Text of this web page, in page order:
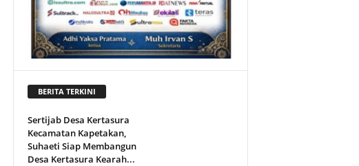
BERITA TERKINI
Sertijab Desa Kertasura
Kecamatan Kapetakan,
Suhaeti Siap Membangun
Desa Kertasura Kearah...